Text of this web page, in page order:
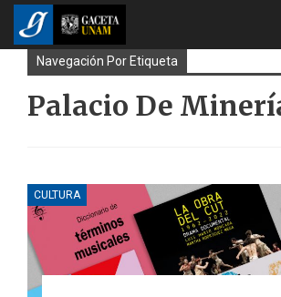
Navegación Por Etiqueta
Palacio De
CULTURA